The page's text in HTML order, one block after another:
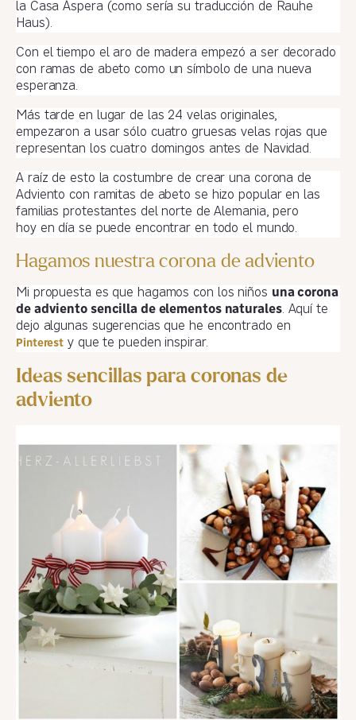
la Casa Áspera (como sería su traducción de Rauhe
Haus).
Con el tiempo el aro de madera empezó a ser decorado
con ramas de abeto como un símbolo de una nueva
esperanza.
Más tarde en lugar de las 24 velas originales,
empezaron a usar sólo cuatro gruesas velas rojas que
representan los cuatro domingos antes de Navidad.
A raíz de esto la costumbre de crear una corona de
Adviento con ramitas de abeto se hizo popular en las
familias protestantes del norte de Alemania, pero
hoy en día se puede encontrar en todo el mundo.
Hagamos nuestra corona de adviento
Mi propuesta es que hagamos con los niños una corona
de adviento sencilla de elementos naturales. Aquí te
dejo algunas sugerencias que he encontrado en
Pinterest y que te pueden inspirar.
Ideas sencillas para coronas de
adviento